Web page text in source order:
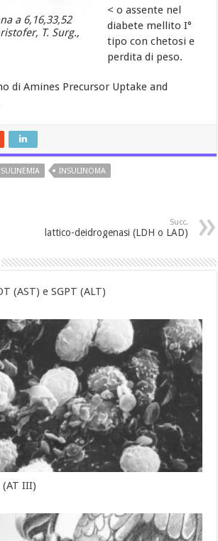
a 6,16,33,52
T. Surg.,
< o assente nel
diabete mellito I°
tipo con chetosi e
perdita di peso.
di Amines Precursor Uptake and
INSULINOMA
Succ.
lattico-deidrogenasi (LDH o LAD)
(AST) e SGPT (ALT)
III)